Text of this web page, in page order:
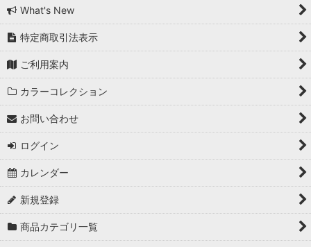
What's New
特定商取引法表示
ご利用案内
カラーコレクション
お問い合わせ
ログイン
カレンダー
新規登録
商品カテゴリ一覧